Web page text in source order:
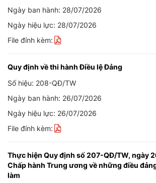
Ngày ban hành: 28/07/2026
Ngày hiệu lực: 28/07/2026
File đính kèm:
Quy định về thi hành Điều lệ Đảng
Số hiệu: 208-QĐ/TW
Ngày ban hành: 26/07/2026
Ngày hiệu lực: 26/07/2026
File đính kèm:
Thực hiện Quy định số 207-QĐ/TW, ngày
Chấp hành Trung ương về những điều
làm